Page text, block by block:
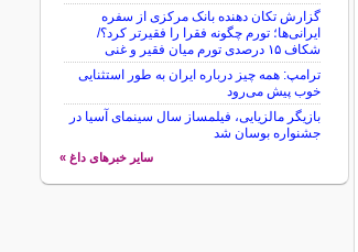
گزارش تکان‌ دهنده بانک مرکزی از سفره
ایرانی‌ها؛ تورم چگونه فقرا را فقیرتر کرد؟/
شکاف ۱۵ درصدی تورم میان فقیر و غنی
ترامپ: همه چیز درباره ایران به طور استثنایی
خوب پیش می‌رود
بازیگر مالزیایی، فیلمساز سال سینمای آسیا در
جشنواره بوسان شد
سایر خبرهای داغ »